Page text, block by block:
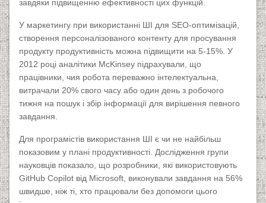
завдяки підвищенню ефективності цих функцій.
У маркетингу при використанні ШІ для SEO-оптимізацій,
створення персоналізованого контенту для просування
продукту продуктивність можна підвищити на 5-15%. У
2012 році аналітики McKinsey підрахували, що
працівники, чия робота переважно інтелектуальна,
витрачали 20% свого часу або один день з робочого
тижня на пошук і збір інформації для вирішення певного
завдання.
Для програмістів використання ШІ є чи не найбільш
показовим у плані продуктивності. Дослідження групи
науковців показало, що розробники, які використовують
GitHub Copilot від Microsoft, виконували завдання на 56%
швидше, ніж ті, хто працювали без допомоги цього